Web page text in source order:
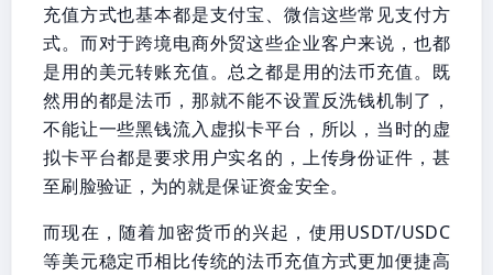
充值方式也基本都是支付宝、微信这些常见支付方
式。而对于跨境电商外贸这些企业客户来说，也都
是用的美元转账充值。总之都是用的法币充值。既
然用的都是法币，那就不能不设置反洗钱机制了，
不能让一些黑钱流入虚拟卡平台，所以，当时的虚
拟卡平台都是要求用户实名的，上传身份证件，甚
至刷脸验证，为的就是保证资金安全。
而现在，随着加密货币的兴起，使用USDT/USDC
等美元稳定币相比传统的法币充值方式更加便捷高